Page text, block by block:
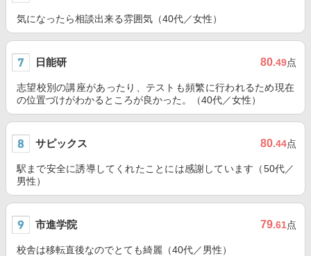
気になったら相談出来る雰囲気（40代／女性）
日能研 80.49点
志望校別の講座があったり、テストも頻繁に行われるため現在
の位置づけがわかるところが良かった。（40代／女性）
サピックス 80.44点
駅まで安全に誘導してくれたことには感謝しています（50代／
男性）
市進学院 79.61点
校舎は移転直後なのでとても綺麗（40代／男性）